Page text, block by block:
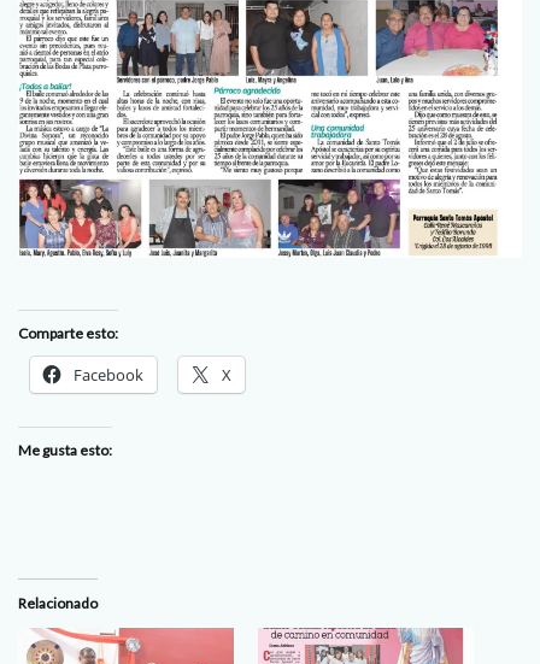
Comparte esto:
Facebook X
Me gusta esto:
Relacionado